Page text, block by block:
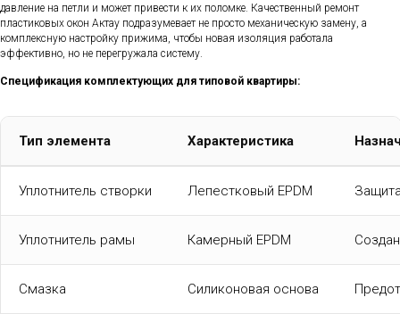
давление на петли и может привести к их поломке. Качественный ремонт
пластиковых окон Актау подразумевает не просто механическую замену, а
комплексную настройку прижима, чтобы новая изоляция работала
эффективно, но не перегружала систему.
Спецификация комплектующих для типовой квартиры:
Тип элемента Характеристика
Уплотнитель створки Лепестковый EPDM
Уплотнитель рамы Камерный EPDM
Смазка Силиконовая основа